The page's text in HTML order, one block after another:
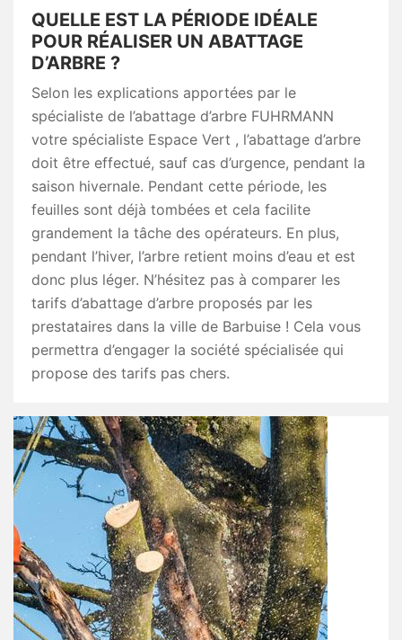
QUELLE EST LA PÉRIODE IDÉALE
POUR RÉALISER UN ABATTAGE
D’ARBRE ?
Selon les explications apportées par le
spécialiste de l’abattage d’arbre FUHRMANN
votre spécialiste Espace Vert , l’abattage d’arbre
doit être effectué, sauf cas d’urgence, pendant la
saison hivernale. Pendant cette période, les
feuilles sont déjà tombées et cela facilite
grandement la tâche des opérateurs. En plus,
pendant l’hiver, l’arbre retient moins d’eau et est
donc plus léger. N’hésitez pas à comparer les
tarifs d’abattage d’arbre proposés par les
prestataires dans la ville de Barbuise ! Cela vous
permettra d’engager la société spécialisée qui
propose des tarifs pas chers.